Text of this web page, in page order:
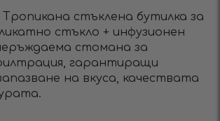
стъклена бутилка за
стъкло + инфузионен
стомана за
гарантиращи
на вкуса, качествата